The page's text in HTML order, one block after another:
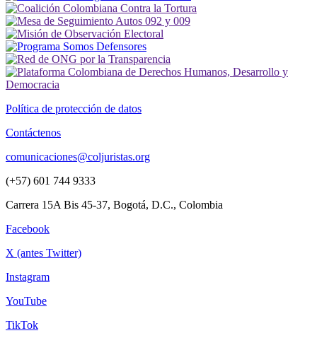
Política de protección de datos
Contáctenos
comunicaciones@coljuristas.org
(+57) 601 744 9333
Carrera 15A Bis 45-37, Bogotá, D.C., Colombia
Facebook
X (antes Twitter)
Instagram
YouTube
TikTok